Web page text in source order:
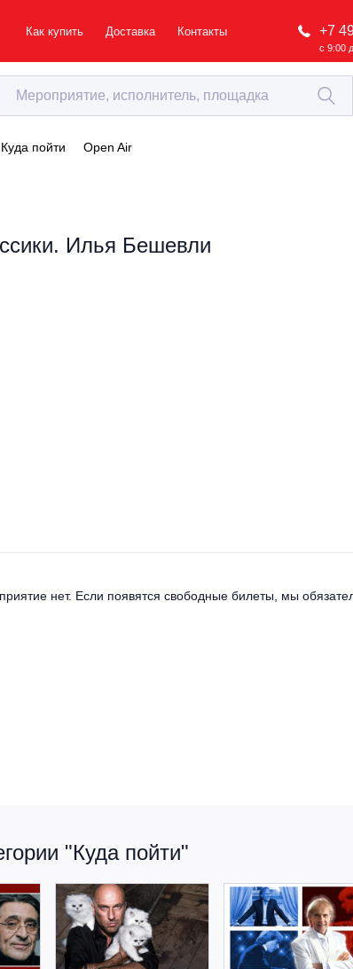
Как купить Доставка Контакты +7
с 9:00
Куда пойти Open Air
Илья Бешевли
нет. Если появятся свободные билеты, мы
"Куда пойти"